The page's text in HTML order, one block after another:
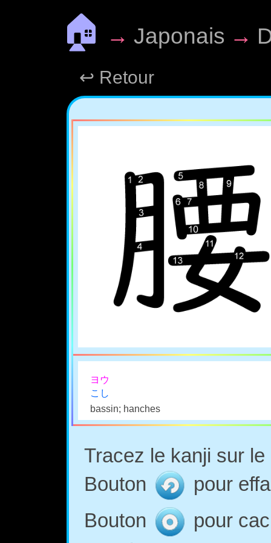
🏠 → Japonais →
↩ Retour
ヨウ
こし
bassin; hanches
Tracez le kanji sur
Bouton
pour
Bouton
pour